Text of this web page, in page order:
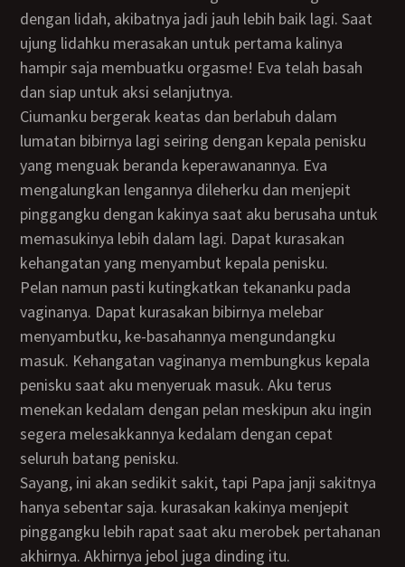
dengan lidah, akibatnya jadi jauh lebih baik lagi. Saat
ujung lidahku merasakan untuk pertama kalinya
hampir saja membuatku orgasme! Eva telah basah
dan siap untuk aksi selanjutnya.
Ciumanku bergerak keatas dan berlabuh dalam
lumatan bibirnya lagi seiring dengan kepala penisku
yang menguak beranda keperawanannya. Eva
mengalungkan lengannya dileherku dan menjepit
pinggangku dengan kakinya saat aku berusaha untuk
memasukinya lebih dalam lagi. Dapat kurasakan
kehangatan yang menyambut kepala penisku.
Pelan namun pasti kutingkatkan tekananku pada
vaginanya. Dapat kurasakan bibirnya melebar
menyambutku, ke-basahannya mengundangku
masuk. Kehangatan vaginanya membungkus kepala
penisku saat aku menyeruak masuk. Aku terus
menekan kedalam dengan pelan meskipun aku ingin
segera melesakkannya kedalam dengan cepat
seluruh batang penisku.
Sayang, ini akan sedikit sakit, tapi Papa janji sakitnya
hanya sebentar saja. kurasakan kakinya menjepit
pinggangku lebih rapat saat aku merobek pertahanan
akhirnya. Akhirnya jebol juga dinding itu.